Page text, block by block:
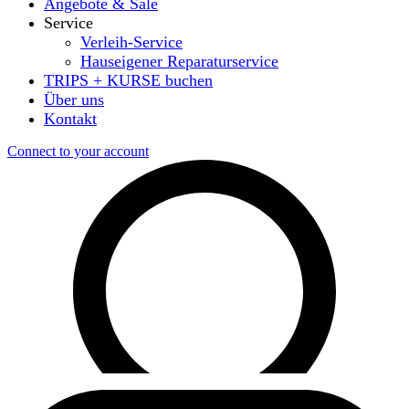
Service
Verleih-Service
Hauseigener Reparaturservice
TRIPS + KURSE buchen
Über uns
Kontakt
Connect to your account